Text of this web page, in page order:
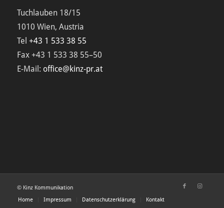
Tuchlauben 18/15
1010 Wien, Austria
Tel +43 1 533 38 55
Fax +43 1 533 38 55–50
E-Mail: office@kinz-pr.at
© Kinz Kommunikation
Home
Impressum Datenschutzerklärung Kontakt